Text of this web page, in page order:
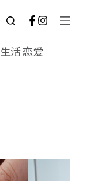
生活恋爱